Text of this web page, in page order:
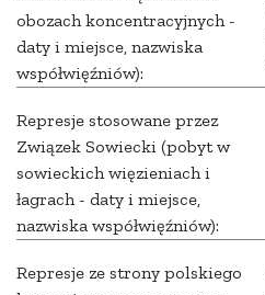
obozach koncentracyjnych -
daty i miejsce, nazwiska
współwięźniów):
Represje stosowane przez
Związek Sowiecki (pobyt w
sowieckich więzieniach i
łagrach - daty i miejsce,
nazwiska współwięźniów):
Represje ze strony polskiego